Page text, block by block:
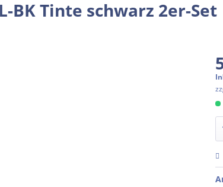
BK Tinte schwarz 2er-Set